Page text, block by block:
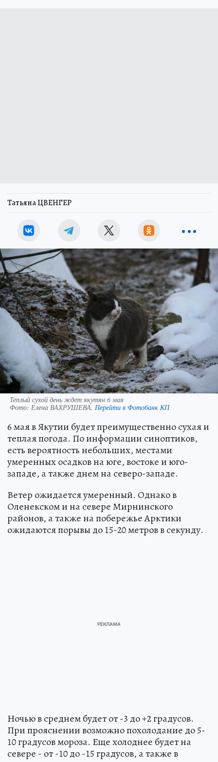
Татьяна ЦВЕНГЕР
Теплый сухой день ждет якутян 6 мая
Фото: Елена ВАХРУШЕВА. Перейти в Фотобанк КП
6 мая в Якутии будет преимущественно сухая и
теплая погода. По информации синоптиков,
есть вероятность небольших, местами
умеренных осадков на юге, востоке и юго-
западе, а также днем на северо-западе.
Ветер ожидается умеренный. Однако в
Оленекском и на севере Мирнинского
районов, а также на побережье Арктики
ожидаются порывы до 15-20 метров в секунду.
Ночью в среднем будет от -3 до +2 градусов.
При прояснении возможно похолодание до 5-
10 градусов мороза. Еще холоднее будет на
севере - от -10 до -15 градусов, а также в